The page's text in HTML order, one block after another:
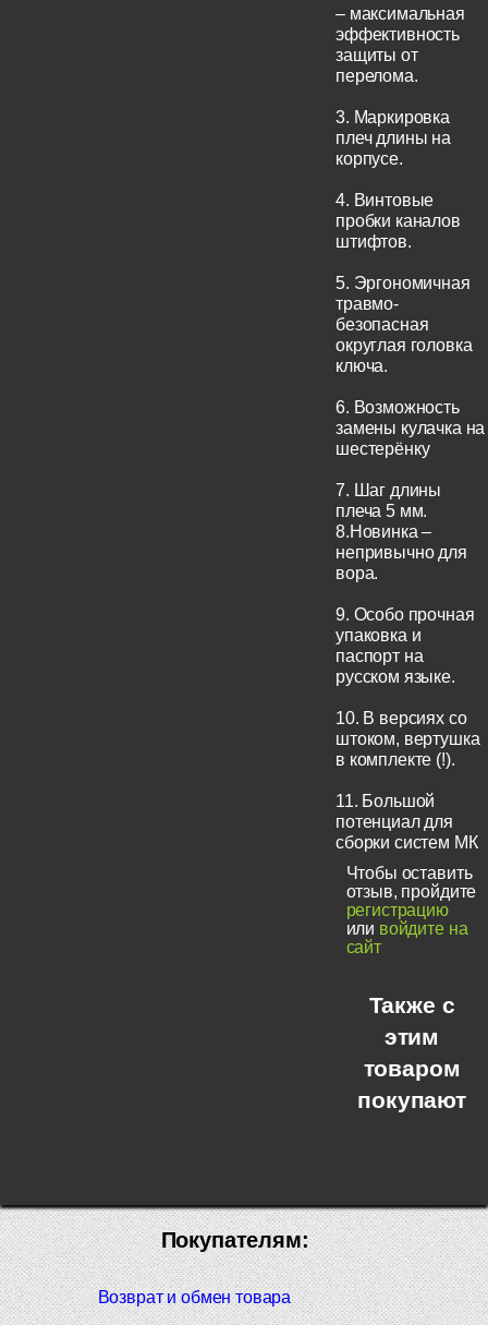
– максимальная
эффективность
защиты от
перелома.
3. Маркировка
плеч длины на
корпусе.
4. Винтовые
пробки каналов
штифтов.
5. Эргономичная
травмо-
безопасная
округлая головка
ключа.
6. Возможность
замены кулачка на
шестерёнку
7. Шаг длины
плеча 5 мм.
8.Новинка –
непривычно для
вора.
9. Особо прочная
упаковка и
паспорт на
русском языке.
10. В версиях со
штоком, вертушка
в комплекте (!).
11. Большой
потенциал для
сборки систем МК
Чтобы оставить
отзыв, пройдите
регистрацию
или войдите на
сайт
Также с
этим
товаром
покупают
Покупателям:
Возврат и обмен товара